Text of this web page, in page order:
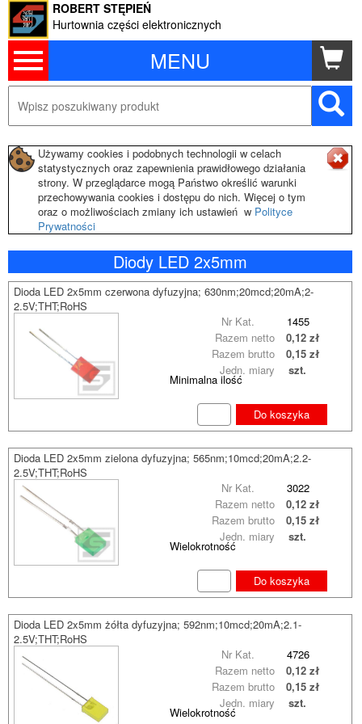
MENU
ROBERT STĘPIEŃ
Hurtownia części elektronicznych
Używamy cookies i podobnych technologii w celach
statystycznych oraz zapewnienia prawidłowego działania
strony. W przeglądarce mogą Państwo określić warunki
przechowywania cookies i dostępu do nich. Więcej o tym
oraz o możliwościach zmiany ich ustawień w Polityce
Prywatności
Diody LED 2x5mm
Dioda LED 2x5mm czerwona dyfuzyjna; 630nm;20mcd;20mA;2-
2.5V;THT;RoHS
Minimalna ilość
Nr Kat. 1455
Razem brutto 0,15 zł
Razem netto 0,12 zł
Jedn. miary szt.
Do koszyka
Dioda LED 2x5mm zielona dyfuzyjna; 565nm;10mcd;20mA;2.2-
2.5V;THT;RoHS
Wielokrotność
Nr Kat. 3022
Razem brutto 0,15 zł
Razem netto 0,12 zł
Jedn. miary szt.
Do koszyka
Dioda LED 2x5mm żółta dyfuzyjna; 592nm;10mcd;20mA;2.1-
2.5V;THT;RoHS
Wielokrotność
Nr Kat. 4726
Razem brutto 0,15 zł
Razem netto 0,12 zł
Jedn. miary szt.